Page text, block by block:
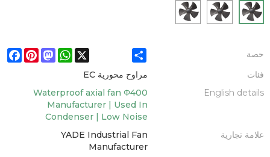
حصة Share
Mastodon
WhatsApp
X
فئات
مراوح محورية EC
English details
Waterproof axial fan Φ400
Manufacturer | Used In
Condenser | Low Noise
علامة تجارية
YADE Industrial Fan
Manufacturer